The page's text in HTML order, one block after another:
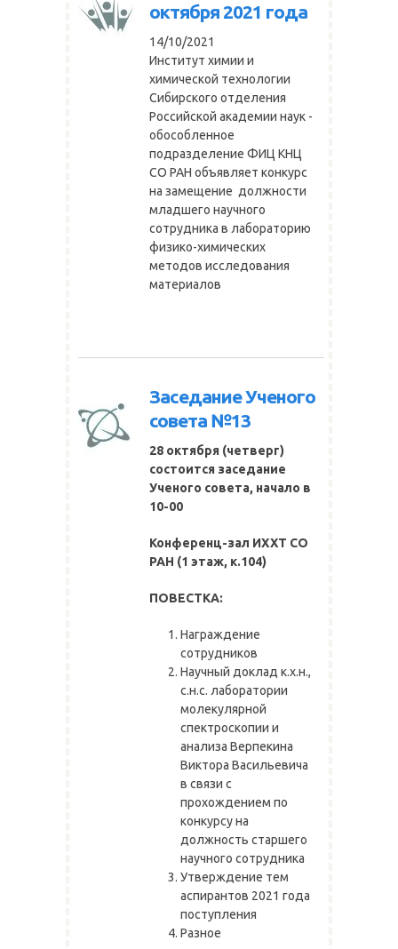
октября 2021 года
14/10/2021
Институт химии и
химической технологии
Сибирского отделения
Российской академии наук -
обособленное
подразделение ФИЦ КНЦ
СО РАН объявляет конкурс
на замещение должности
младшего научного
сотрудника в лабораторию
физико-химических
методов исследования
материалов
Заседание Ученого
совета №13
28 октября (четверг)
состоится заседание
Ученого совета, начало в
10-00
Конференц-зал ИХХТ СО
РАН (1 этаж, к.104)
ПОВЕСТКА:
Награждение
сотрудников
Научный доклад к.х.н.,
с.н.с. лаборатории
молекулярной
спектроскопии и
анализа Верпекина
Виктора Васильевича
в связи с
прохождением по
конкурсу на
должность старшего
научного сотрудника
Утверждение тем
аспирантов 2021 года
поступления
Разное